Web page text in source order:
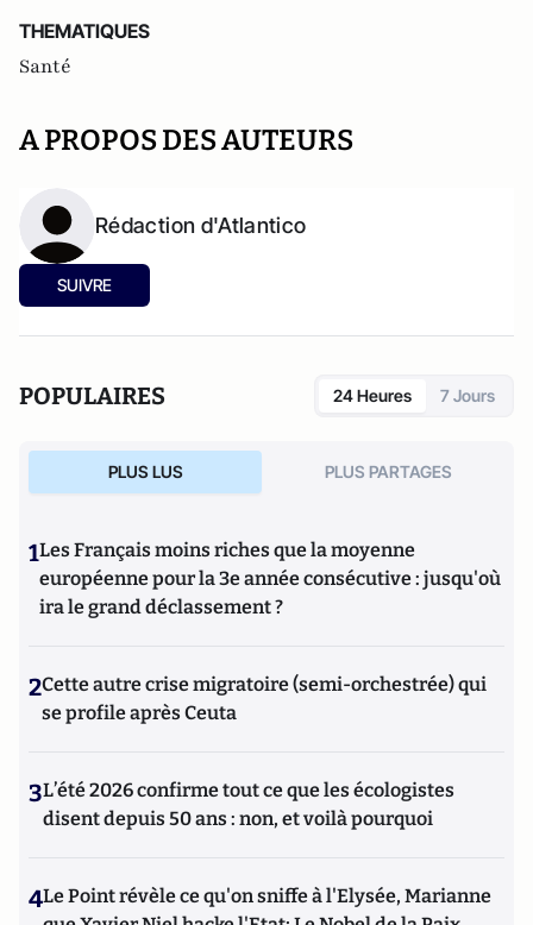
THEMATIQUES
Santé
A PROPOS DES AUTEURS
Rédaction d'Atlantico
SUIVRE
POPULAIRES 24 Heures 7 Jours
PLUS LUS PLUS PARTAGES
1Les Français moins riches que la moyenne
européenne pour la 3e année consécutive : jusqu'où
ira le grand déclassement ?
2Cette autre crise migratoire (semi-orchestrée) qui
se profile après Ceuta
3L’été 2026 confirme tout ce que les écologistes
disent depuis 50 ans : non, et voilà pourquoi
4Le Point révèle ce qu'on sniffe à l'Elysée, Marianne